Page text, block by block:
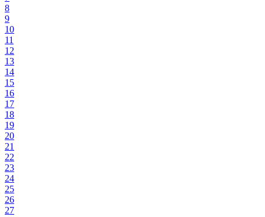
8
9
10
11
12
13
14
15
16
17
18
19
20
21
22
23
24
25
26
27